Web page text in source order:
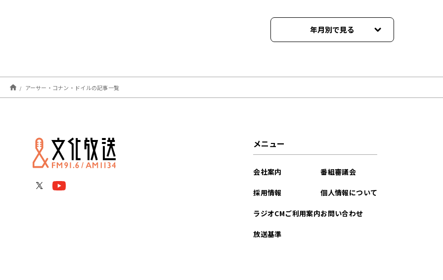
年月別で見る
アーサー・コナン・ドイルの記事一覧
メニュー
会社案内
採用情報
ラジオCMご利用案内
放送基準
番組審議会
個人情報について
お問い合わせ